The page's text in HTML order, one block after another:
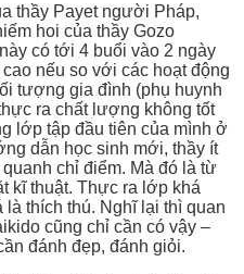
thầy Payet người Pháp,
hoi của thầy Gozo
có tới 4 buổi vào 2 ngày
nếu so với các hoạt động
tượng gia đình (phụ huynh
ra chất lượng không tốt
lớp tập đầu tiên của mình ở
dẫn học sinh mới, thầy ít
chỉ điểm. Mà đó là từ
kĩ thuật. Thực ra lớp khá
thích thú. Nghĩ lại thì quan
cũng chỉ cần có vậy –
đánh đẹp, đánh giỏi.